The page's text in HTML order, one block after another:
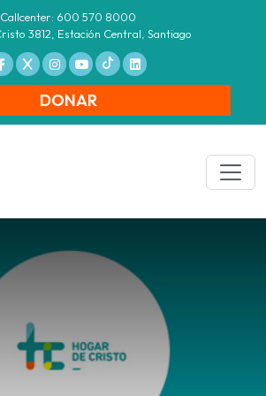
Callcenter: 600 570 8000
3812, Estación Central, Santiago
DONAR